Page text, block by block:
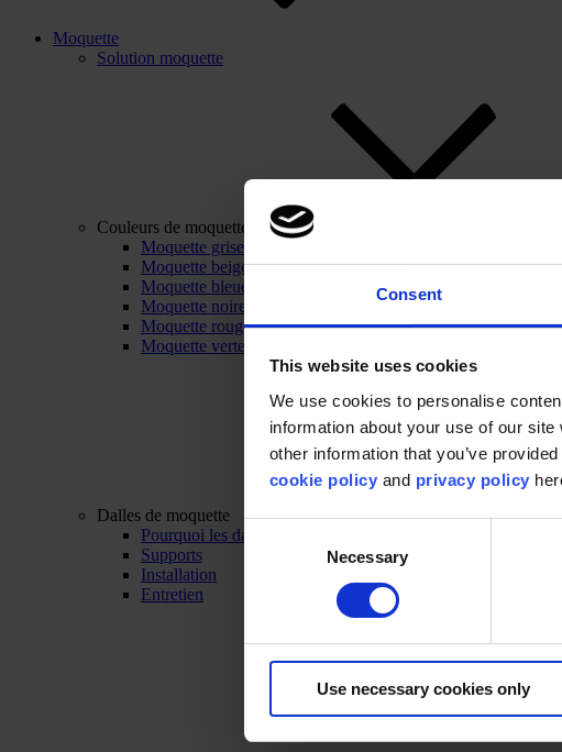
Consent
This website uses cookies
We use cookies to personalise
information about your use of our
other information that you’ve
cookie policy and privacy policy
Consent
Necessary
Use necessary cookies only
Moquette
Solution moquette
Couleurs de moquette
Moquette grise
Moquette beige
Moquette bleue
Moquette noire
Moquette rouge
Moquette verte
Dalles de moquette
Pourquoi les dalles de moquette ?
Supports
Installation
Entretien